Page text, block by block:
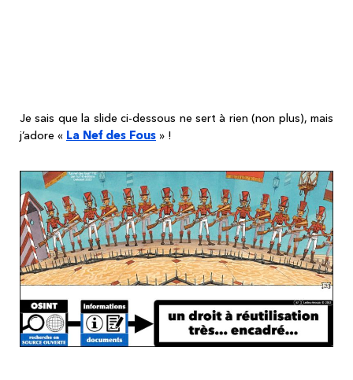
Je sais que la slide ci-dessous ne sert à rien (non plus), mais
j’adore « La Nef des Fous » !